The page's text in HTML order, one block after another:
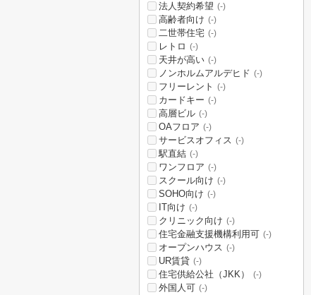
法人契約希望 (-)
高齢者向け (-)
二世帯住宅 (-)
レトロ (-)
天井が高い (-)
ノンホルムアルデヒド (-)
フリーレント (-)
カードキー (-)
高層ビル (-)
OAフロア (-)
サービスオフィス (-)
駅直結 (-)
ワンフロア (-)
スクール向け (-)
SOHO向け (-)
IT向け (-)
クリニック向け (-)
住宅金融支援機構利用可 (-)
オープンハウス (-)
UR賃貸 (-)
住宅供給公社（JKK） (-)
外国人可 (-)